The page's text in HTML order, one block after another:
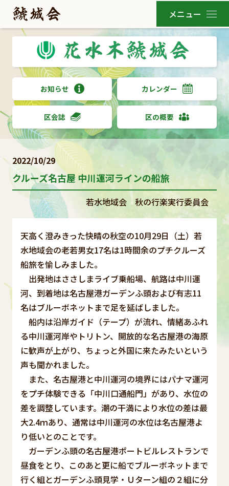
お知らせ カレンダー
区会誌 区の概要
2022/10/29
クルーズ名古屋 中川運河ラインの船旅
若水地域会 秋の行楽実行委員会
天高く澄みきった快晴の秋空の10月29日（土）若
水地域会の老若男女17名は1時間余のプチクルーズ
船旅を愉しみました。
出発地はささしまライブ乗船場、航路は中川運
河、到着地は名古屋港ガーデンふ頭および有志11
名はブルーボネットまで足を延ばしました。
船内は沿岸ガイド（テープ）が流れ、情緒あふれ
る中川運河岸やトリトン、開放的な名古屋港の海原
に歓声が上がり、ちょっと外国に来たみたいという
声も聞かれました。
また、名古屋港と中川運河の境界にはパナマ運河
をプチ体験できる「中川口通船門」があり、水位の
差を調整しています。潮の干満により水位の差は最
大2.4ｍあり、通常は中川運河の水位は名古屋港よ
り低いとのことです。
ガーデンふ頭の名古屋港ポートビルレストランで
昼食をとり、このあと更に船でブルーボネットまで
行く組とガーデンふ頭見学・Ｕターン組の２組に分